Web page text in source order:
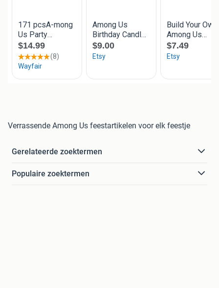
Verrassende Among Us feestartikelen voor elk feestje
Gerelateerde zoektermen
Populaire zoektermen